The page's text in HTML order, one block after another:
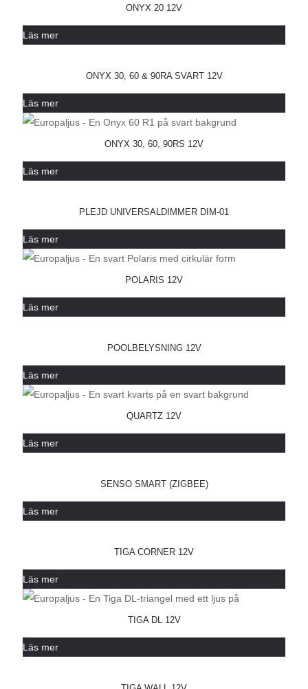
ONYX 20 12V
Läs mer
ONYX 30, 60 & 90RA SVART 12V
Läs mer
ONYX 30, 60, 90RS 12V
Läs mer
PLEJD UNIVERSALDIMMER DIM-01
Läs mer
POLARIS 12V
Läs mer
POOLBELYSNING 12V
Läs mer
QUARTZ 12V
Läs mer
SENSO SMART (ZIGBEE)
Läs mer
TIGA CORNER 12V
Läs mer
TIGA DL 12V
Läs mer